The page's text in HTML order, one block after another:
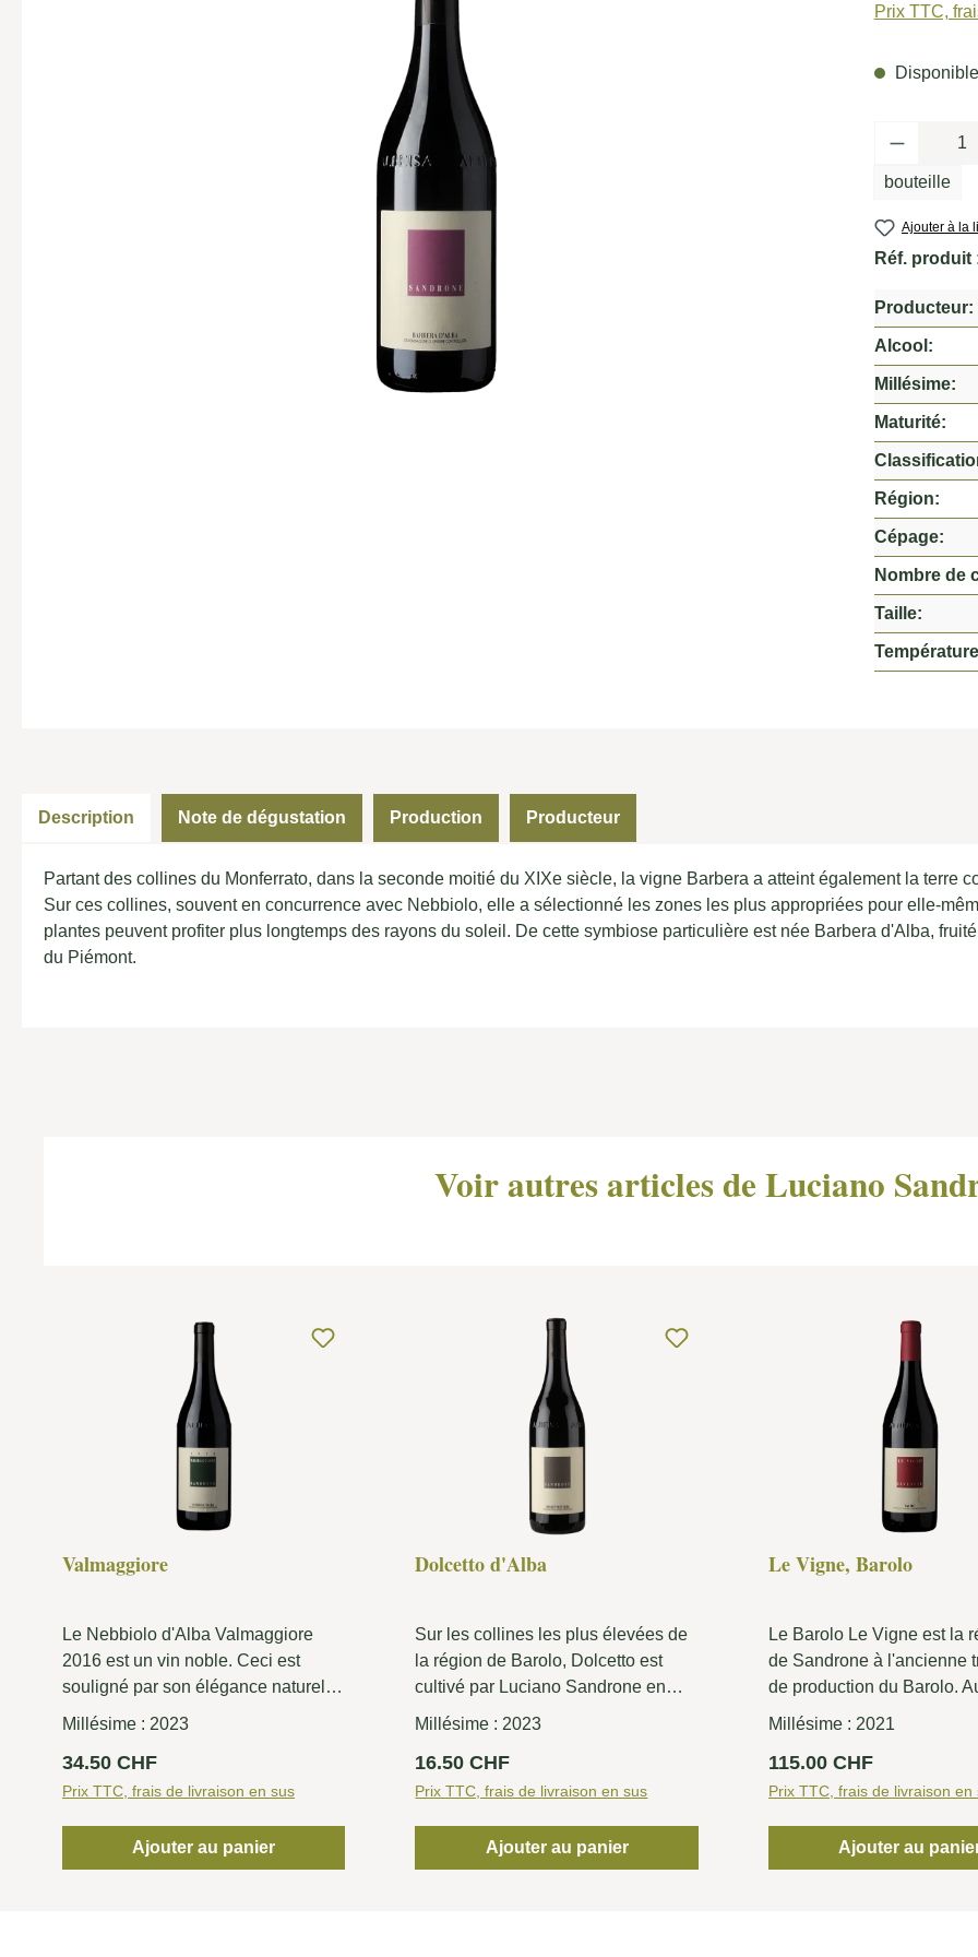
Prix TTC,
bouteille
Ajouter à la
Réf. produit
Producteur:
Alcool:
Millésime:
Maturité:
Région:
Cépage:
Nombre de
Taille:
Description Note de dégustation Production Producteur
Partant des collines du Monferrato, dans la seconde moitié du XIXe siècle, la vigne Barbera a atteint également la terre
Sur ces collines, souvent en concurrence avec Nebbiolo, elle a sélectionné les zones les plus appropriées pour elle-
plantes peuvent profiter plus longtemps des rayons du soleil. De cette symbiose particulière est née Barbera d'Alba,
du Piémont.
Voir autres articles de Luciano
Valmaggiore
Le Nebbiolo d'Alba Valmaggiore
2016 est un vin noble. Ceci est
souligné par son élégance naturelle
et la complexité de ses
Millésime : 2023
Prix régulier :
34.50 CHF
Prix TTC, frais de livraison en sus
Ajouter au panier
Dolcetto d'Alba
Sur les collines les plus élevées de
la région de Barolo, Dolcetto est
cultivé par Luciano Sandrone en
onze endroits différents : ce sont les
calcaire.
Millésime : 2023
Prix régulier :
16.50 CHF
Prix TTC, frais de livraison en sus
Ajouter au panier
Le Vigne, Barolo
Le Barolo Le Vigne est la
de Sandrone à l'ancienne
de production du Barolo.
les raisins de Barolo
différentes communautés.
diversité des sols, des
mer a permis d'obtenir
reflètent l'ensemble de la
Millésime : 2021
Prix régulier :
115.00 CHF
Prix TTC, frais de livraison en
Ajouter au